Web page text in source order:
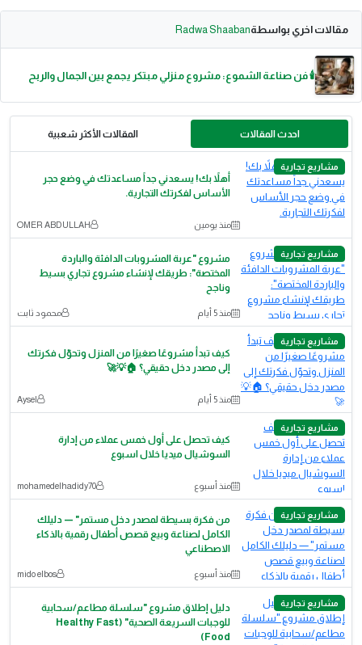
مقالات اخري بواسطةRadwa Shaaban
🕯️ فن صناعة الشموع: مشروع منزلي مبتكر يجمع بين الجمال والربح
احدث المقالات المقالات الأكثر شعبية
مشاريع تجارية
أهلاً بك! يسعدني جداً مساعدتك في وضع حجر
الأساس لفكرتك التجارية.
منذ يومين OMER ABDULLAH
مشاريع تجارية
مشروع "عربة المشروبات الدافئة والباردة
المختصة": طريقك لإنشاء مشروع تجاري بسيط
وناجح
منذ 5 أيام محمود ثابت
مشاريع تجارية
كيف تبدأ مشروعًا صغيرًا من المنزل وتحوّل فكرتك
إلى مصدر دخل حقيقي؟ 🏠💡🚀
منذ 5 أيام Aysel
مشاريع تجارية
كيف تحصل على أول خمس عملاء من إدارة
السوشيال ميديا خلال اسبوع
منذ أسبوع mohamedelhadidy70
مشاريع تجارية
من فكرة بسيطة لمصدر دخل مستمر" — دليلك
الكامل لصناعة وبيع قصص أطفال رقمية بالذكاء
الاصطناعي
منذ أسبوع mido elbos
مشاريع تجارية
دليل إطلاق مشروع "سلسلة مطاعم/سحابية
للوجبات السريعة الصحية" (Healthy Fast
Food)